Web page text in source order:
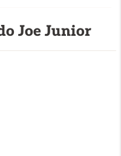
Joe Junior